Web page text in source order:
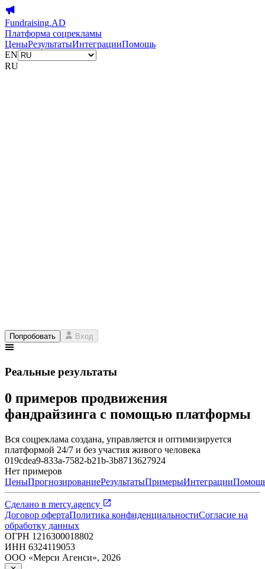
Fundraising.AD
Платформа соцрекламы
ЦеныРезультатыИнтеграцииПомощь
EN
RU
Попробовать Вход
Реальные результаты
0 примеров продвижения
фандрайзинга с помощью платформы
Вся соцреклама создана, управляется и оптимизируется
платформой 24/7 и без участия живого человека
019cdea9-833a-7582-b21b-3b8713627924
Нет примеров
ЦеныПрогнозированиеРезультатыПримерыИнтеграции
Сделано в mercy.agency
Договор офертаПолитика конфиденциальностиСогласие на
обработку данных
ОГРН 1216300018802
ИНН 6324119053
ООО «Мерси Агенси», 2026